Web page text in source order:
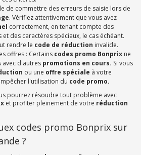
de commettre des erreurs de saisie lors de
. Vérifiez attentivement que vous avez
correctement, en tenant compte des
et des caractères spéciaux, le cas échéant.
rendre le code de réduction invalide.
offres : Certains codes promo Bonprix ne
avec d'autres promotions en cours. Si vous
ou une offre spéciale à votre
l'utilisation du code promo.
pourrez résoudre tout problème avec
et profiter pleinement de votre réduction
codes promo Bonprix sur
?